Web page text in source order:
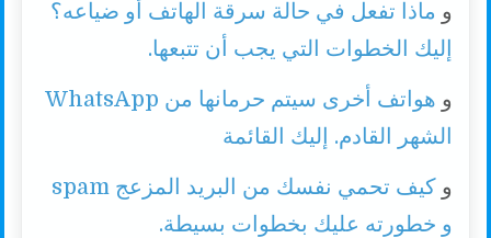
و ماذا تفعل في حالة سرقة الهاتف أو ضياعه؟
إليك الخطوات التي يجب أن تتبعها.
و
هواتف أخرى سيتم حرمانها من WhatsApp
الشهر القادم. إليك القائمة
و
كيف تحمي نفسك من البريد المزعج spam
و خطورته عليك بخطوات بسيطة.